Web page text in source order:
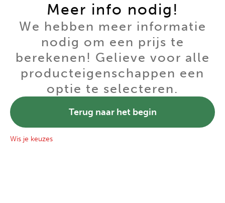
Meer info nodig!
We hebben meer informatie
nodig om een prijs te
berekenen! Gelieve voor alle
producteigenschappen een
optie te selecteren.
Terug naar het begin
Wis je keuzes